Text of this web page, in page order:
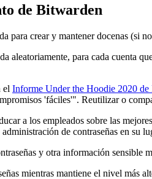
de Bitwarden
crear y mantener docenas (si
para cada cuenta
el Informe Under the Hoodie 2020 de
'fáciles'". Reutilizar o
a los empleados sobre las
de contraseñas en su
y otra información
mientras mantiene el nivel más